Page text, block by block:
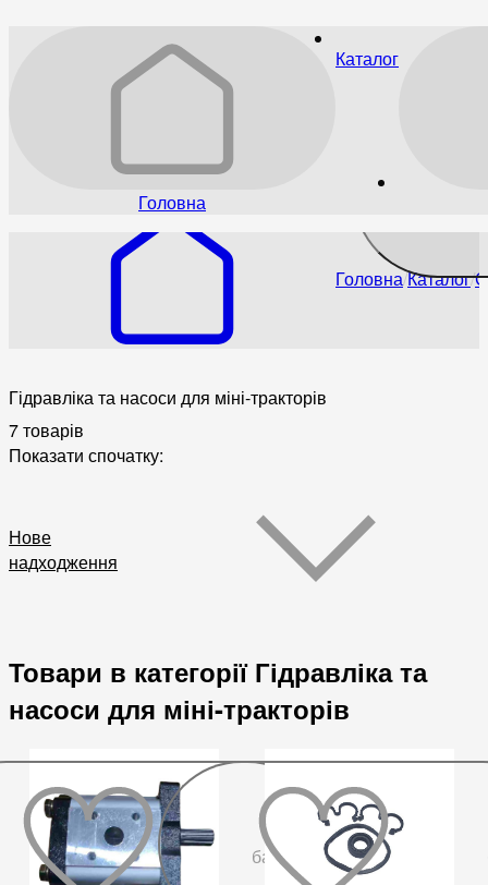
Головна
Каталог
ГоловнаКаталог
Гідравліка та насоси для міні-тракторів
7 товарів
Показати спочатку:
Нове
надходження
Товари в категорії Гідравліка та
насоси для міні-тракторів
бажаного